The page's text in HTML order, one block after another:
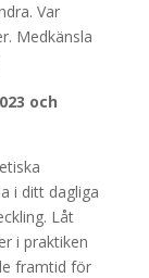
Var
Medkänsla
och
i ditt dagliga
Låt
i praktiken
framtid för